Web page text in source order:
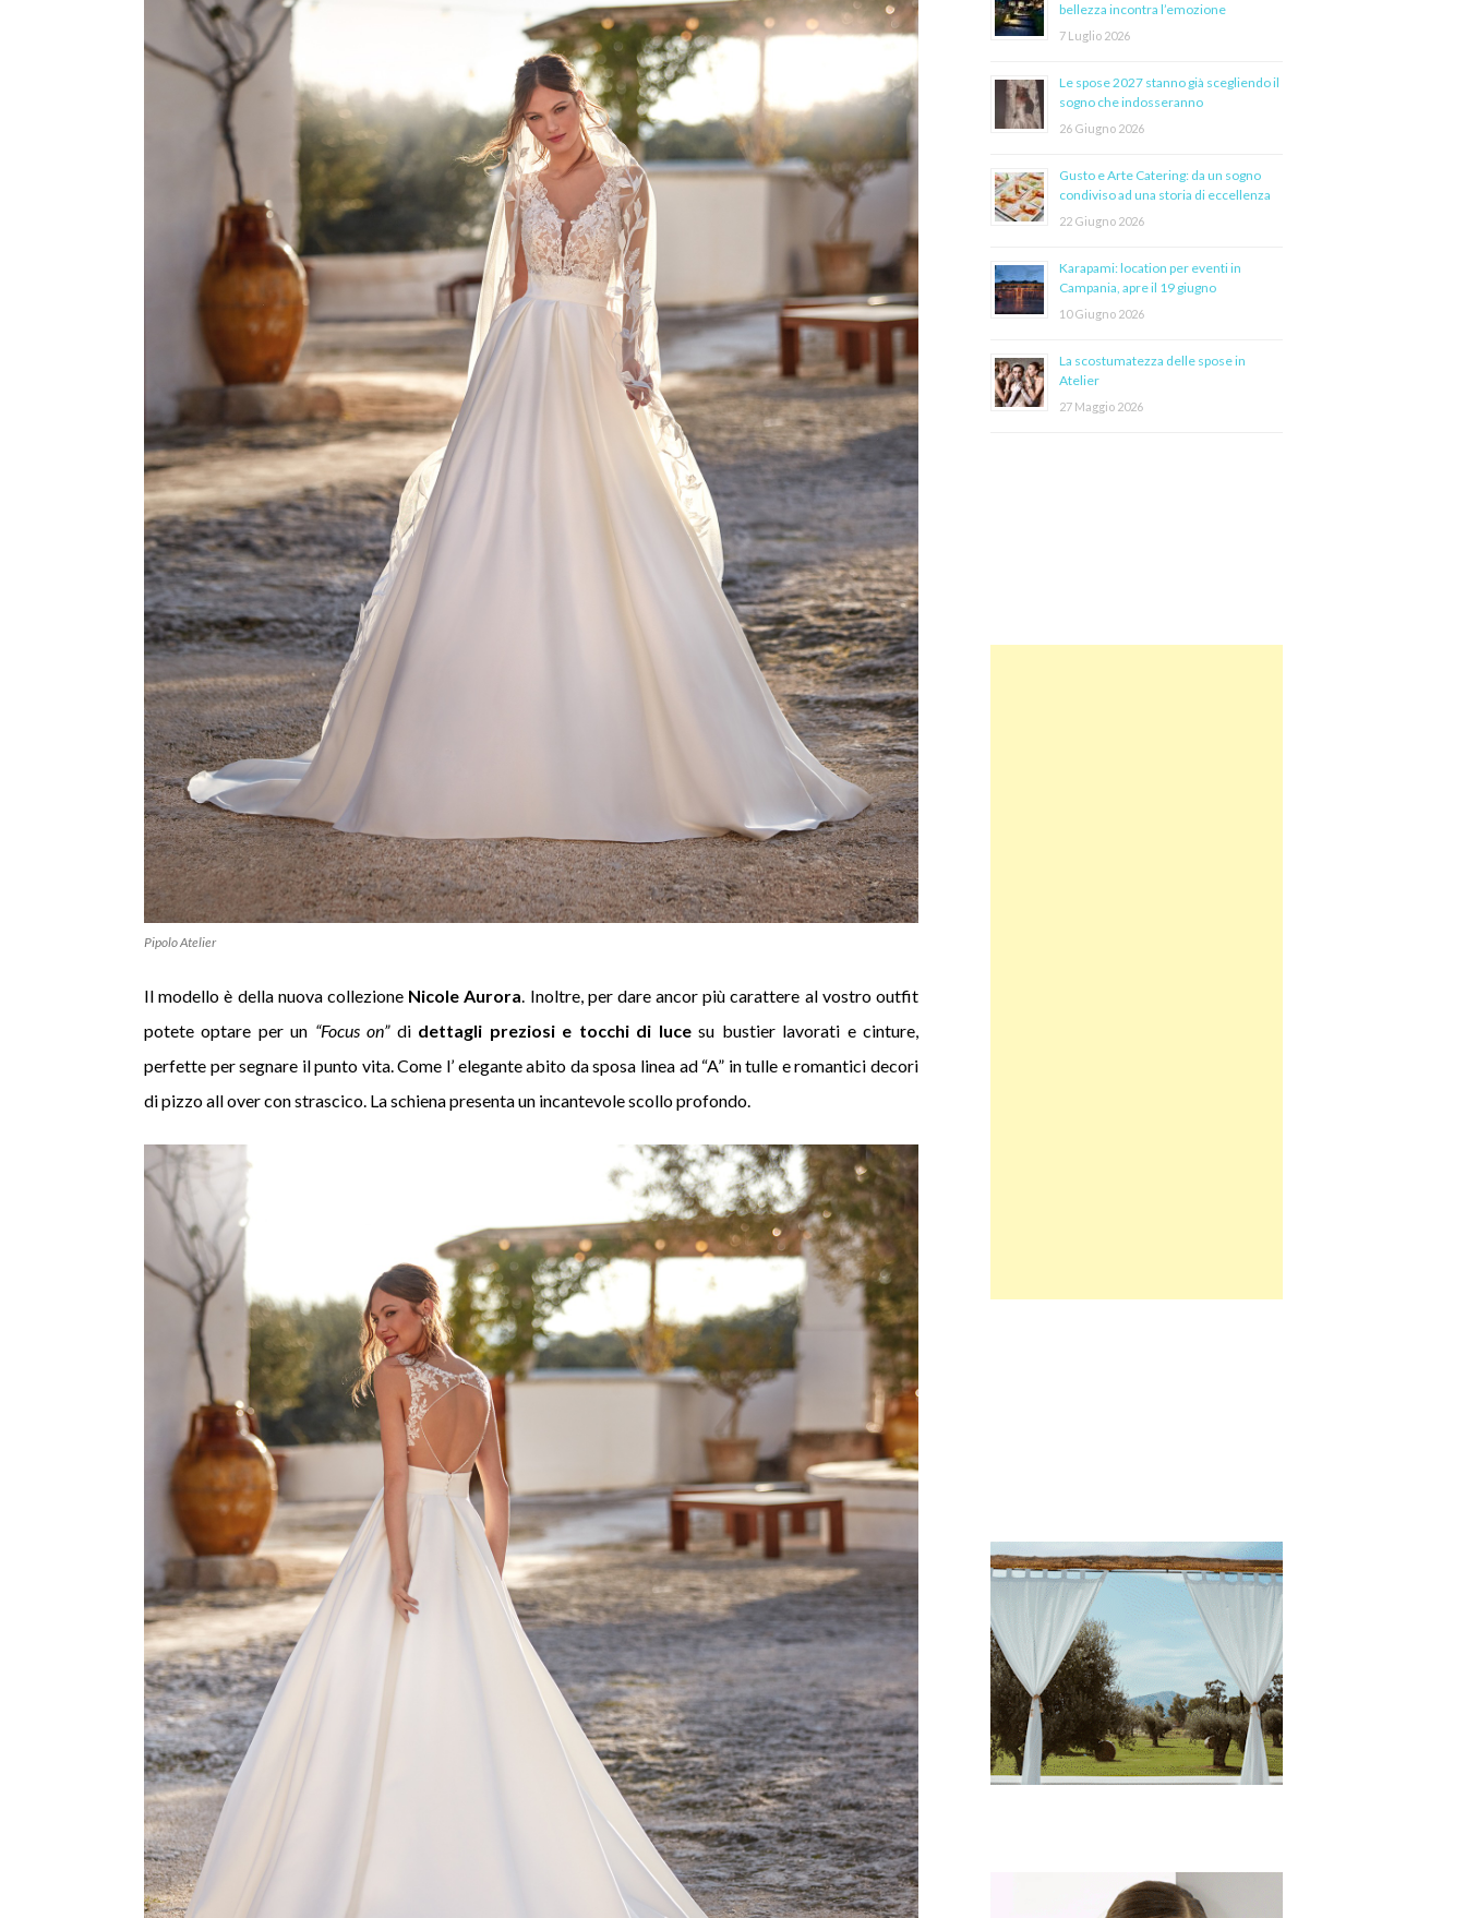
Pipolo Atelier
Il modello è della nuova collezione Nicole Aurora . Inoltre, per dare ancor più carattere al vostro outfit
potete optare per un “Focus on”di dettagli preziosi e tocchi di lucesu bustier lavorati e cinture,
perfette per segnare il punto vita. Come l’ elegante abito da sposa linea ad “A” in tulle e romantici decori
di pizzo all over con strascico. La schiena presenta un incantevole scollo profondo.
bellezza incontra l’emozione
7 Luglio 2026
Le spose 2027 stanno già scegliendo il
sogno che indosseranno
26 Giugno 2026
Gusto e Arte Catering: da un sogno
condiviso ad una storia di eccellenza
22 Giugno 2026
Karapami: location per eventi in
Campania, apre il 19 giugno
10 Giugno 2026
La scostumatezza delle spose in
Atelier
27 Maggio 2026